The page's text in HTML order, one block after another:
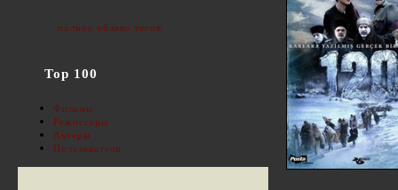
полное облако тегов
Top 100
Фильмы
Режиссеры
Актеры
Пользователи